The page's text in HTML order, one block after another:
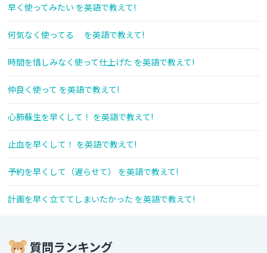
早く使ってみたい を英語で教えて!
何気なく使ってる を英語で教えて!
時間を惜しみなく使って仕上げた を英語で教えて!
仲良く使って を英語で教えて!
心肺蘇生を早くして！ を英語で教えて!
止血を早くして！ を英語で教えて!
予約を早くして（遅らせて） を英語で教えて!
計画を早く立ててしまいたかった を英語で教えて!
質問ランキング